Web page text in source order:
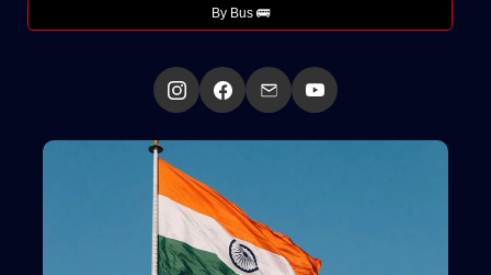
By Bus 🚌